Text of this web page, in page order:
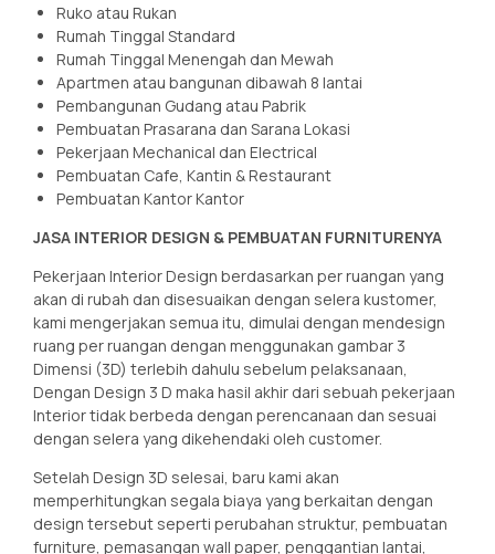
Ruko atau Rukan
Rumah Tinggal Standard
Rumah Tinggal Menengah dan Mewah
Apartmen atau bangunan dibawah 8 lantai
Pembangunan Gudang atau Pabrik
Pembuatan Prasarana dan Sarana Lokasi
Pekerjaan Mechanical dan Electrical
Pembuatan Cafe, Kantin & Restaurant
Pembuatan Kantor Kantor
JASA INTERIOR DESIGN & PEMBUATAN FURNITURENYA
Pekerjaan Interior Design berdasarkan per ruangan yang
akan di rubah dan disesuaikan dengan selera kustomer,
kami mengerjakan semua itu, dimulai dengan mendesign
ruang per ruangan dengan menggunakan gambar 3
Dimensi (3D) terlebih dahulu sebelum pelaksanaan,
Dengan Design 3 D maka hasil akhir dari sebuah pekerjaan
Interior tidak berbeda dengan perencanaan dan sesuai
dengan selera yang dikehendaki oleh customer.
Setelah Design 3D selesai, baru kami akan
memperhitungkan segala biaya yang berkaitan dengan
design tersebut seperti perubahan struktur, pembuatan
furniture, pemasangan wall paper, penggantian lantai,